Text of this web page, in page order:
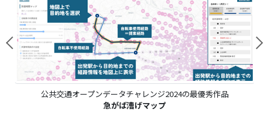
公共交通オープンデータチャレンジ2024の最優秀作品
急がば漕げマップ